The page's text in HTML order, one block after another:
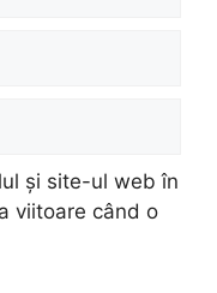
și site-ul web în
viitoare când o